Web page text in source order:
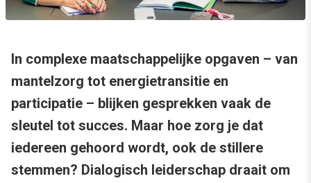
In complexe maatschappelijke opgaven – van
mantelzorg tot energietransitie en
participatie – blijken gesprekken vaak de
sleutel tot succes. Maar hoe zorg je dat
iedereen gehoord wordt, ook de stillere
stemmen? Dialogisch leiderschap draait om